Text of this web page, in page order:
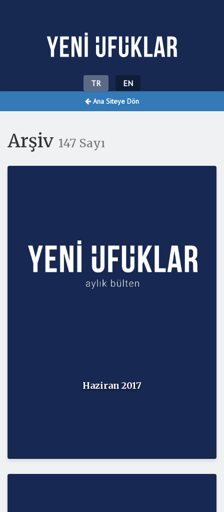
TR EN
Ana Siteye Dön
Arşiv 147 Sayı
Haziran 2017